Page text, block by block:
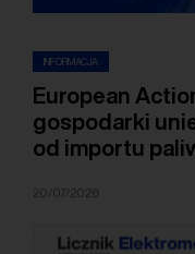
INFORMACJA
European
gospodarki
od importu
20/07/2026